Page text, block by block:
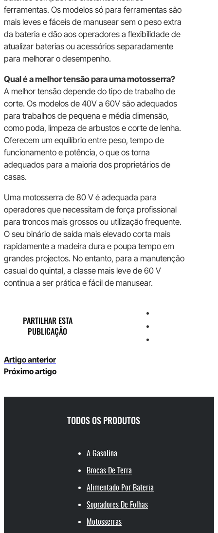
ferramentas. Os modelos só para ferramentas são
mais leves e fáceis de manusear sem o peso extra
da bateria e dão aos operadores a flexibilidade de
atualizar baterias ou acessórios separadamente
para melhorar o desempenho.
Qual é a melhor tensão para uma motosserra?
A melhor tensão depende do tipo de trabalho de
corte. Os modelos de 40V a 60V são adequados
para trabalhos de pequena e média dimensão,
como poda, limpeza de arbustos e corte de lenha.
Oferecem um equilíbrio entre peso, tempo de
funcionamento e potência, o que os torna
adequados para a maioria dos proprietários de
casas.
Uma motosserra de 80 V é adequada para
operadores que necessitam de força profissional
para troncos mais grossos ou utilização frequente.
O seu binário de saída mais elevado corta mais
rapidamente a madeira dura e poupa tempo em
grandes projectos. No entanto, para a manutenção
casual do quintal, a classe mais leve de 60 V
continua a ser prática e fácil de manusear.
PARTILHAR ESTA
PUBLICAÇÃO
Artigo anterior
Próximo artigo
TODOS OS PRODUTOS
A Gasolina
Brocas De Terra
Alimentado Por Bateria
Sopradores De Folhas
Motosserras